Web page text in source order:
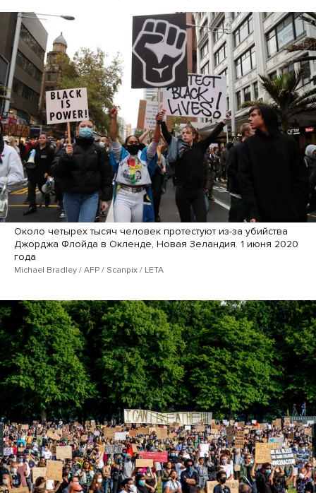
Около четырех тысяч человек протестуют из-за убийства
Джорджа Флойда в Окленде, Новая Зеландия. 1 июня 2020
года
Michael Bradley / AFP / Scanpix / LETA